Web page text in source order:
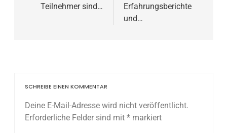
Teilnehmer sind…
Erfahrungsberichte
und…
SCHREIBE EINEN KOMMENTAR
Deine E-Mail-Adresse wird nicht veröffentlicht.
Erforderliche Felder sind mit *markiert